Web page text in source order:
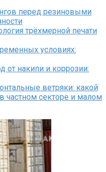
перед резиновыми
трёхмерной печати
условиях:
от накипи и коррозии:
ветряки: какой
частном секторе и малом